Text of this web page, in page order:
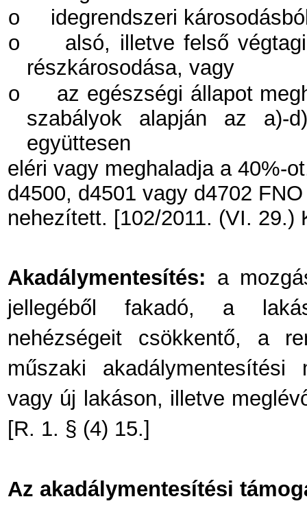
o
idegrendszeri
o
alsó, illetve felső
részkárosodása, vagy
o
az egészségi állapot
szabályok alapján az a)-
együttesen
eléri vagy meghaladja a 40%-
d4500, d4501 vagy d4702
nehezített. [102/2011. (VI. 29.)
Akadálymentesítés: a
jellegéből fakadó, a
nehézségeit csökkentő, a
műszaki
vagy új lakáson, illetve
[R. 1. § (4) 15.]
Az akadálymentesítési